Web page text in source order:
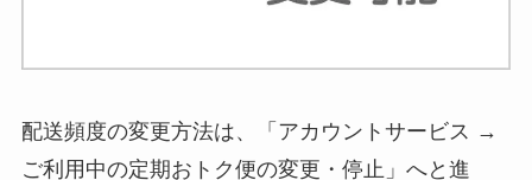
配送頻度の変更方法は、「アカウントサービス →
ご利用中の定期おトク便の変更・停止」へと進